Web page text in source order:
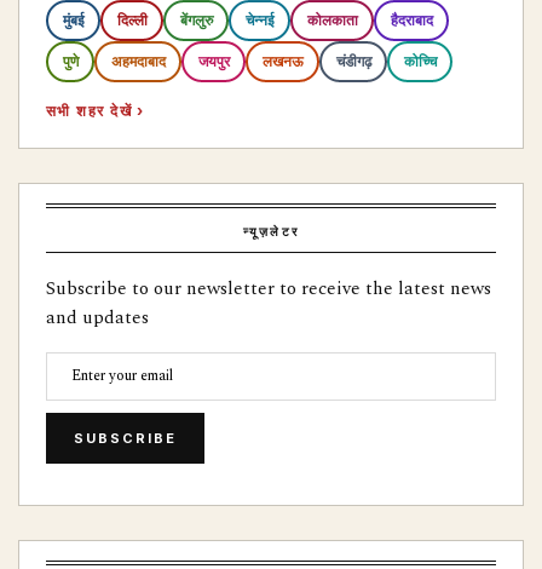
मुंबई दिल्ली बेंगलुरु चेन्नई कोलकाता हैदराबाद
पुणे अहमदाबाद जयपुर लखनऊ चंडीगढ़ कोच्चि
सभी शहर देखें ›
न्यूज़लेटर
Subscribe to our newsletter to receive the latest news
and updates
SUBSCRIBE